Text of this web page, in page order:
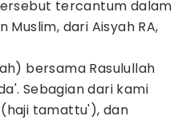
tercantum dalam
Muslim, dari Aisyah RA,
bersama Rasulullah
Sebagian dari kami
tamattu'), dan